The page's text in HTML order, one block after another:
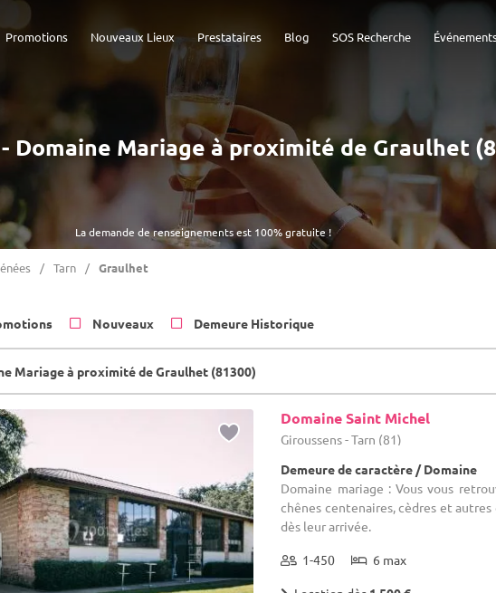
SOS Recherche
Blog
Prestataires
Nouveaux Lieux
Promotions
La demande de renseignements est 100% gratuite !
Domaine Mariage à proximité de Graulhet
Tarn Graulhet
Nouveaux Demeure Historique
Mariage à proximité de Graulhet (81300)
Domaine Saint Michel
Giroussens - Tarn (81)
Demeure de caractère / Domaine
Domaine mariage : Vous vous
chênes centenaires, cèdres et
dès leur arrivée.
1-450 6 max